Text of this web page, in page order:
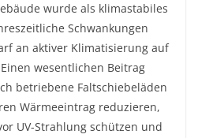
wurde als klimastabiles
Schwankungen
an aktiver Klimatisierung auf
wesentlichen Beitrag
betriebene Faltschiebeläden
Wärmeeintrag reduzieren,
UV-Strahlung schützen und